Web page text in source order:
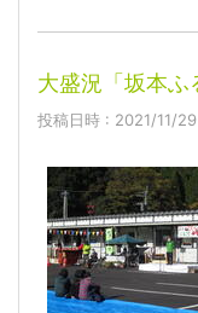
大盛況「坂本ふ
投稿日時 : 2021/11/29